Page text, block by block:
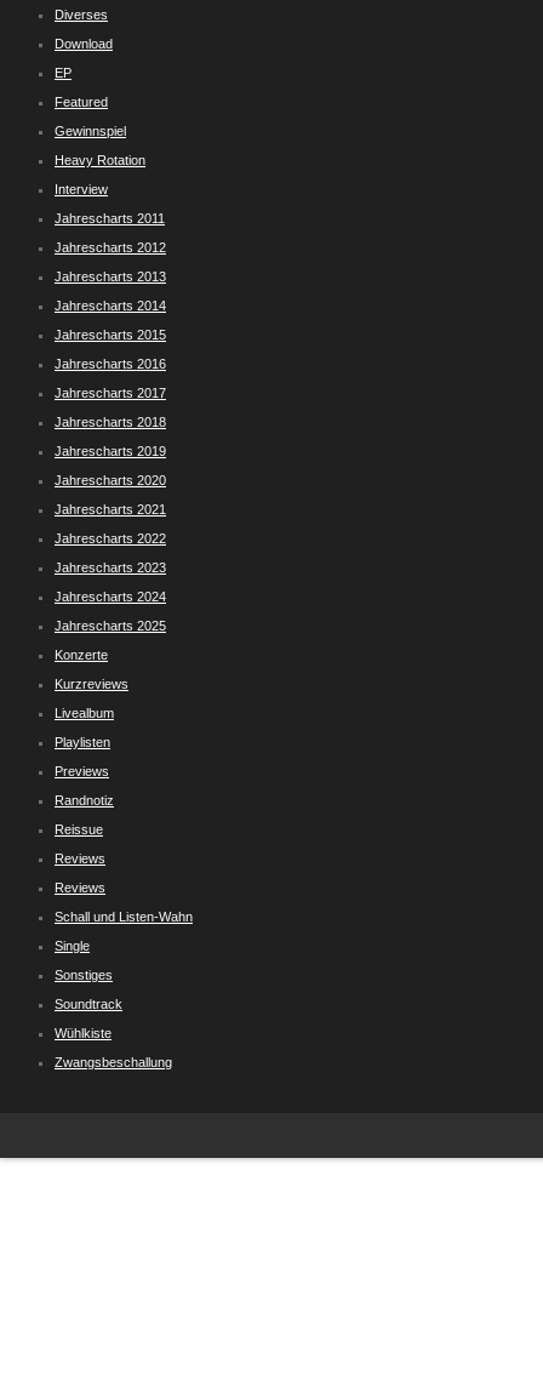
Diverses
Download
EP
Featured
Gewinnspiel
Heavy Rotation
Interview
Jahrescharts 2011
Jahrescharts 2012
Jahrescharts 2013
Jahrescharts 2014
Jahrescharts 2015
Jahrescharts 2016
Jahrescharts 2017
Jahrescharts 2018
Jahrescharts 2019
Jahrescharts 2020
Jahrescharts 2021
Jahrescharts 2022
Jahrescharts 2023
Jahrescharts 2024
Jahrescharts 2025
Konzerte
Kurzreviews
Livealbum
Playlisten
Previews
Randnotiz
Reissue
Reviews
Reviews
Schall und Listen-Wahn
Single
Sonstiges
Soundtrack
Wühlkiste
Zwangsbeschallung